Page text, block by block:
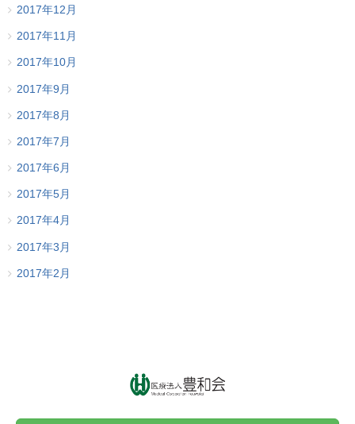
2017年12月
2017年11月
2017年10月
2017年9月
2017年8月
2017年7月
2017年6月
2017年5月
2017年4月
2017年3月
2017年2月